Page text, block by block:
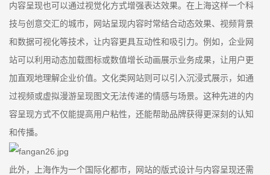
内容呈现也可以通过视觉化方式增强表达效果。在上海这样一个科
技与创意交汇的城市，网站呈现内容时常结合动态效果、视频背景
和数据可视化等技术，让内容更具互动性和吸引力。例如，企业网
站可以利用动态加载图标或数值增长动画展示业务成果，让用户更
加直观地理解企业价值。文化类网站则可以引入沉浸式展示，如通
过视频或虚拟漫游呈现图文无法传递的情感与场景。这种先进的内
容呈现方式不仅能提高用户粘性，还能帮助品牌获得更深刻的认知
和传播。
此外，上海作为一个国际化都市，网站的版式设计与内容呈现还需